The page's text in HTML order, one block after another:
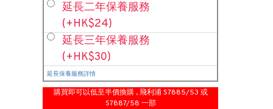
延長二年保養服務
(+HK$24)
延長三年保養服務
(+HK$30)
延長保養服務詳情
購買即可以低至半價換購 , 飛利浦 S7885/53 或
S7887/58 一部